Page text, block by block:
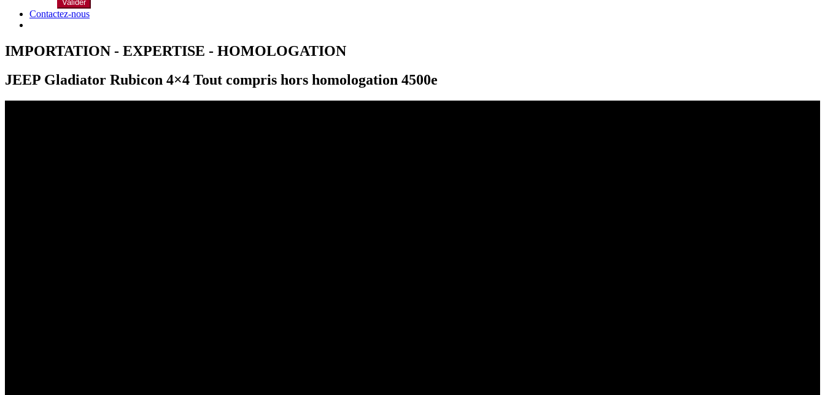
Valider
Contactez-nous
IMPORTATION - EXPERTISE - HOMOLOGATION
JEEP Gladiator Rubicon 4×4 Tout compris hors homologation 4500e